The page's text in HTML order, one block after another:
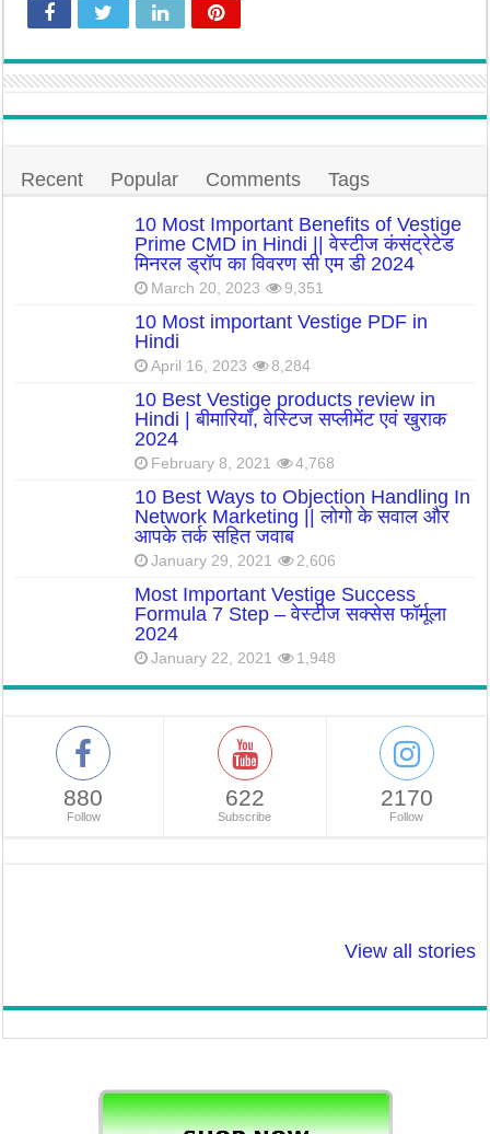
Recent Popular Comments Tags
10 Most Important Benefits of Vestige
Prime CMD in Hindi || वेस्टीज कंसंट्रेटेड
मिनरल ड्रॉप का विवरण सी एम डी 2024
March 20, 2023 9,351
10 Most important Vestige PDF in
Hindi
April 16, 2023 8,284
10 Best Vestige products review in
Hindi | बीमारियाँ, वेस्टिज सप्लीमेंट एवं खुराक
2024
February 8, 2021 4,768
10 Best Ways to Objection Handling In
Network Marketing || लोगो के सवाल और
आपके तर्क सहित जवाब
January 29, 2021 2,606
Most Important Vestige Success
Formula 7 Step – वेस्टीज सक्सेस फॉर्मूला
2024
January 22, 2021 1,948
880
Follow
622
Subscribe
2170
Follow
View all stories
टेस्टोस्टेरोन